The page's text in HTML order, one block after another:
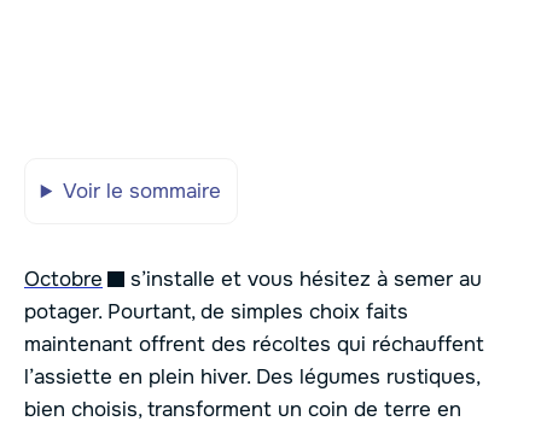
Voir le sommaire
Octobre
s’installe et vous hésitez à semer au
potager. Pourtant, de simples choix faits
maintenant offrent des récoltes qui réchauffent
l’assiette en plein hiver. Des légumes rustiques,
bien choisis, transforment un coin de terre en